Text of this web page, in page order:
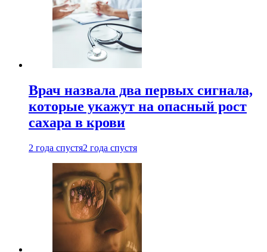
Врач назвала два первых сигнала,
которые укажут на опасный рост
сахара в крови
2 года спустя2 года спустя